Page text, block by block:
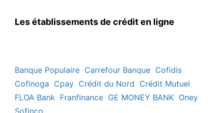
Les établissements de crédit en ligne
Banque Populaire Carrefour Banque Cofidis
Cofinoga Cpay Crédit du Nord Crédit Mutuel
FLOA Bank Franfinance GE MONEY BANK Oney
Sofinco